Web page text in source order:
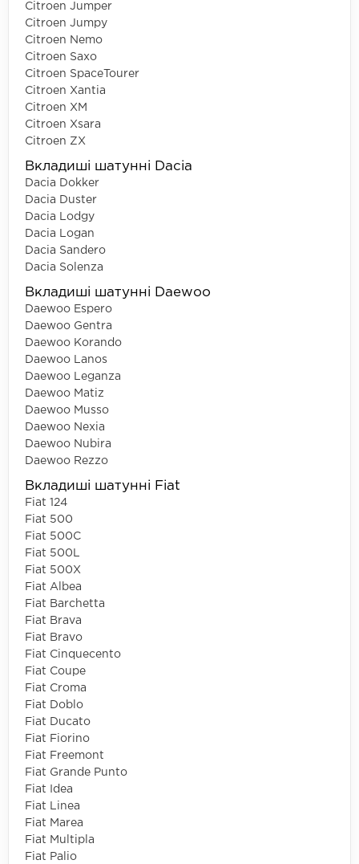
Citroen Jumper
Citroen Jumpy
Citroen Nemo
Citroen Saxo
Citroen SpaceTourer
Citroen Xantia
Citroen XM
Citroen Xsara
Citroen ZX
Вкладиші шатунні Dacia
Dacia Dokker
Dacia Duster
Dacia Lodgy
Dacia Logan
Dacia Sandero
Dacia Solenza
Вкладиші шатунні Daewoo
Daewoo Espero
Daewoo Gentra
Daewoo Korando
Daewoo Lanos
Daewoo Leganza
Daewoo Matiz
Daewoo Musso
Daewoo Nexia
Daewoo Nubira
Daewoo Rezzo
Вкладиші шатунні Fiat
Fiat 124
Fiat 500
Fiat 500C
Fiat 500L
Fiat 500X
Fiat Albea
Fiat Barchetta
Fiat Brava
Fiat Bravo
Fiat Cinquecento
Fiat Coupe
Fiat Croma
Fiat Doblo
Fiat Ducato
Fiat Fiorino
Fiat Freemont
Fiat Grande Punto
Fiat Idea
Fiat Linea
Fiat Marea
Fiat Multipla
Fiat Palio